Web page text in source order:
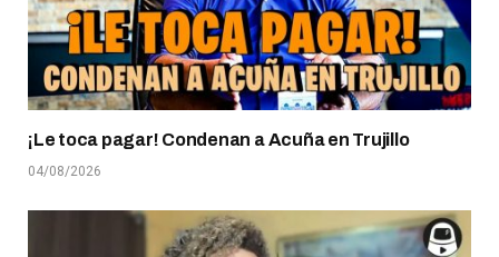
¡Le toca pagar! Condenan a Acuña en Trujillo
04/08/2026